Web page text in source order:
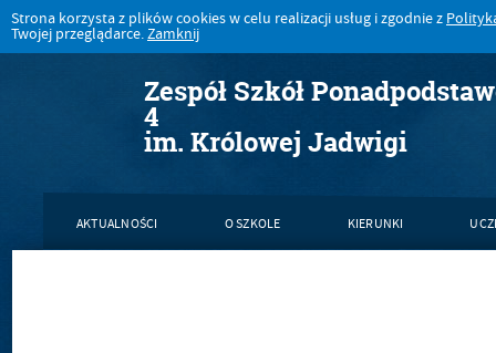
Strona korzysta z plików cookies w celu realizacji usług i zgodnie z
Twojej przeglądarce.Zamknij
Zespół Szkół
4
im. Królowej Jadwigi
AKTUALNOŚCI O SZKOLE KIERUNKI